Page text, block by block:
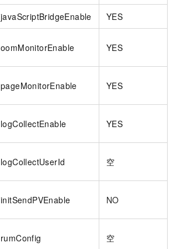
javaScriptBridgeEnable YES
oomMonitorEnable YES
pageMonitorEnable YES
logCollectEnable YES
logCollectUserId 空
initSendPVEnable NO
rumConfig 空